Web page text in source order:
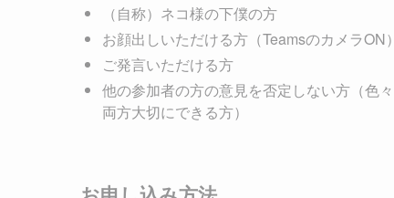
（自称）ネコ様の下僕の方
お顔出しいただける方（TeamsのカメラON）
ご発言いただける方
他の参加者の方の意見を否定しない方（色
両方大切にできる方）